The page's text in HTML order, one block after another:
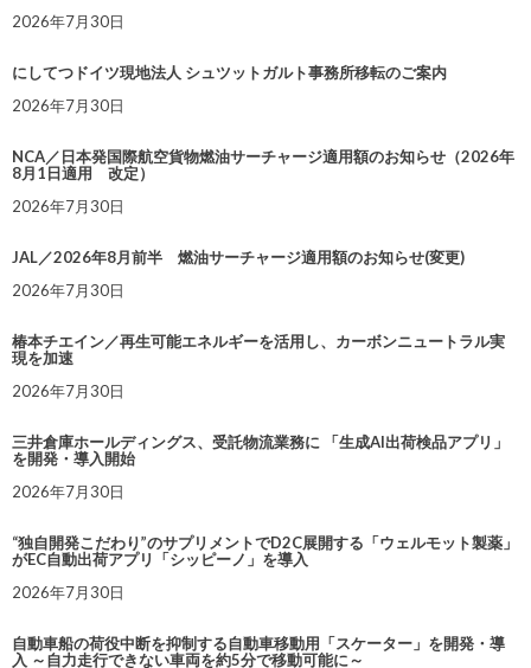
2026年7月30日
にしてつドイツ現地法人 シュツットガルト事務所移転のご案内
2026年7月30日
NCA／日本発国際航空貨物燃油サーチャージ適用額のお知らせ（2026年
8月1日適用 改定）
2026年7月30日
JAL／2026年8月前半 燃油サーチャージ適用額のお知らせ(変更)
2026年7月30日
椿本チエイン／再生可能エネルギーを活用し、カーボンニュートラル実
現を加速
2026年7月30日
三井倉庫ホールディングス、受託物流業務に 「生成AI出荷検品アプリ」
を開発・導入開始
2026年7月30日
“独自開発こだわり”のサプリメントでD2C展開する「ウェルモット製薬」
がEC自動出荷アプリ「シッピーノ」を導入
2026年7月30日
自動車船の荷役中断を抑制する自動車移動用「スケーター」を開発・導
入 ～自力走行できない車両を約5分で移動可能に～